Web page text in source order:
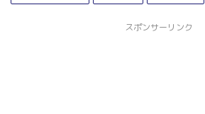
スポンサーリンク